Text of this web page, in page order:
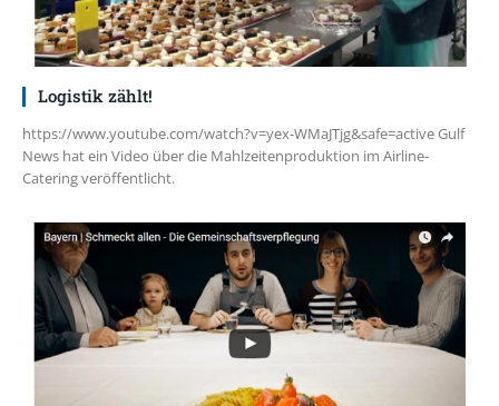
Logistik zählt!
https://www.youtube.com/watch?v=yex-WMaJTjg&safe=active Gulf
News hat ein Video über die Mahlzeitenproduktion im Airline-
Catering veröffentlicht.